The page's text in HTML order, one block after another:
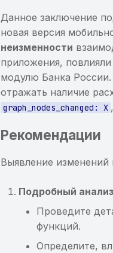
Данное заключение
новая версия
неизменности
приложения,
модулю Банка
отражать наличие
graph_nodes_changed: X
Рекомендации
Выявление
Подробный
Проведите
функций.
Определите,